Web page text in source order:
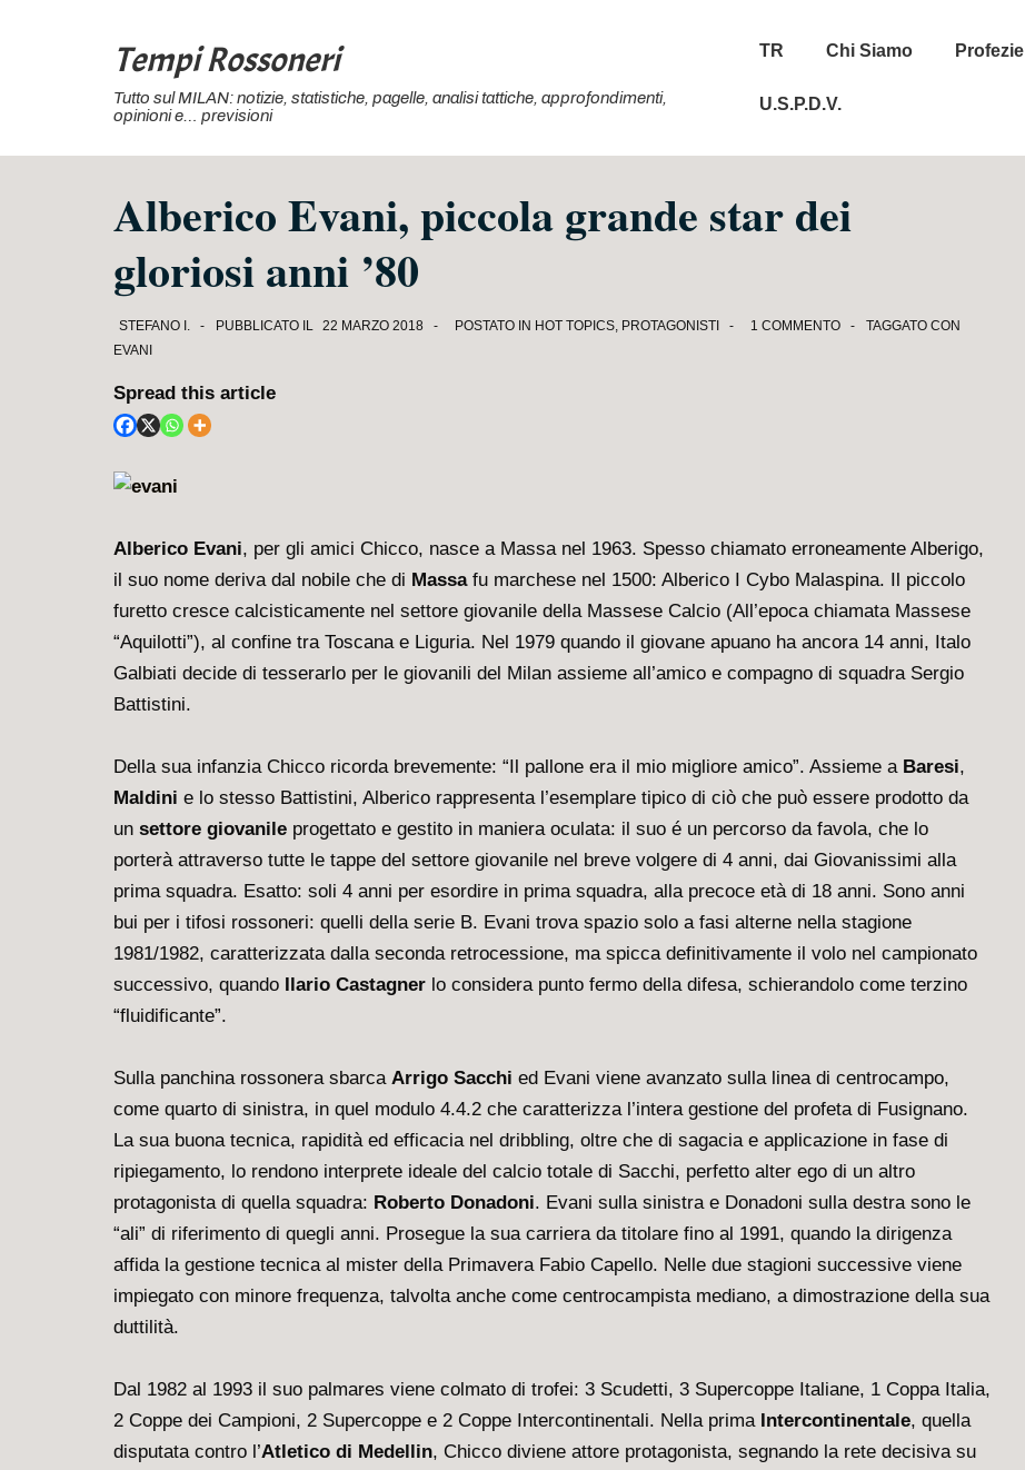
Tempi Rossoneri
Tutto sul MILAN: notizie, statistiche, pagelle, analisi tattiche, approfondimenti,
opinioni e… previsioni
Menu
TR Chi Siamo Profezie
U.S.P.D.V.
Alberico Evani, piccola grande star dei
gloriosi anni ’80
STEFANO I. PUBBLICATO IL 22 MARZO 2018 POSTATO IN HOT TOPICS, PROTAGONISTI 1 COMMENTO
TAGGATO CON
EVANI
Spread this article
Alberico Evani, per gli amici Chicco, nasce a Massa nel 1963. Spesso chiamato erroneamente Alberigo,
il suo nome deriva dal nobile che di Massafu marchese nel 1500: Alberico I Cybo Malaspina. Il piccolo
furetto cresce calcisticamente nel settore giovanile della Massese Calcio (All’epoca chiamata Massese
“Aquilotti”), al confine tra Toscana e Liguria. Nel 1979 quando il giovane apuano ha ancora 14 anni, Italo
Galbiati decide di tesserarlo per le giovanili del Milan assieme all’amico e compagno di squadra Sergio
Battistini.
Della sua infanzia Chicco ricorda brevemente: “Il pallone era il mio migliore amico”. Assieme a Baresi,
Maldini e lo stesso Battistini, Alberico rappresenta l’esemplare tipico di ciò che può essere prodotto da
un settore giovanile progettato e gestito in maniera oculata: il suo é un percorso da favola, che lo
porterà attraverso tutte le tappe del settore giovanile nel breve volgere di 4 anni, dai Giovanissimi alla
prima squadra. Esatto: soli 4 anni per esordire in prima squadra, alla precoce età di 18 anni. Sono anni
bui per i tifosi rossoneri: quelli della serie B. Evani trova spazio solo a fasi alterne nella stagione
1981/1982, caratterizzata dalla seconda retrocessione, ma spicca definitivamente il volo nel campionato
successivo, quando Ilario Castagner lo considera punto fermo della difesa, schierandolo come terzino
“fluidificante”.
Sulla panchina rossonera sbarca Arrigo Sacchi ed Evani viene avanzato sulla linea di centrocampo,
come quarto di sinistra, in quel modulo 4.4.2 che caratterizza l’intera gestione del profeta di Fusignano.
La sua buona tecnica, rapidità ed efficacia nel dribbling, oltre che di sagacia e applicazione in fase di
ripiegamento, lo rendono interprete ideale del calcio totale di Sacchi, perfetto alter ego di un altro
protagonista di quella squadra: Roberto Donadoni. Evani sulla sinistra e Donadoni sulla destra sono le
“ali” di riferimento di quegli anni. Prosegue la sua carriera da titolare fino al 1991, quando la dirigenza
affida la gestione tecnica al mister della Primavera Fabio Capello. Nelle due stagioni successive viene
impiegato con minore frequenza, talvolta anche come centrocampista mediano, a dimostrazione della sua
duttilità.
Dal 1982 al 1993 il suo palmares viene colmato di trofei: 3 Scudetti, 3 Supercoppe Italiane, 1 Coppa Italia,
2 Coppe dei Campioni, 2 Supercoppe e 2 Coppe Intercontinentali. Nella prima Intercontinentale, quella
disputata contro l’Atletico di Medellin, Chicco diviene attore protagonista, segnando la rete decisiva su